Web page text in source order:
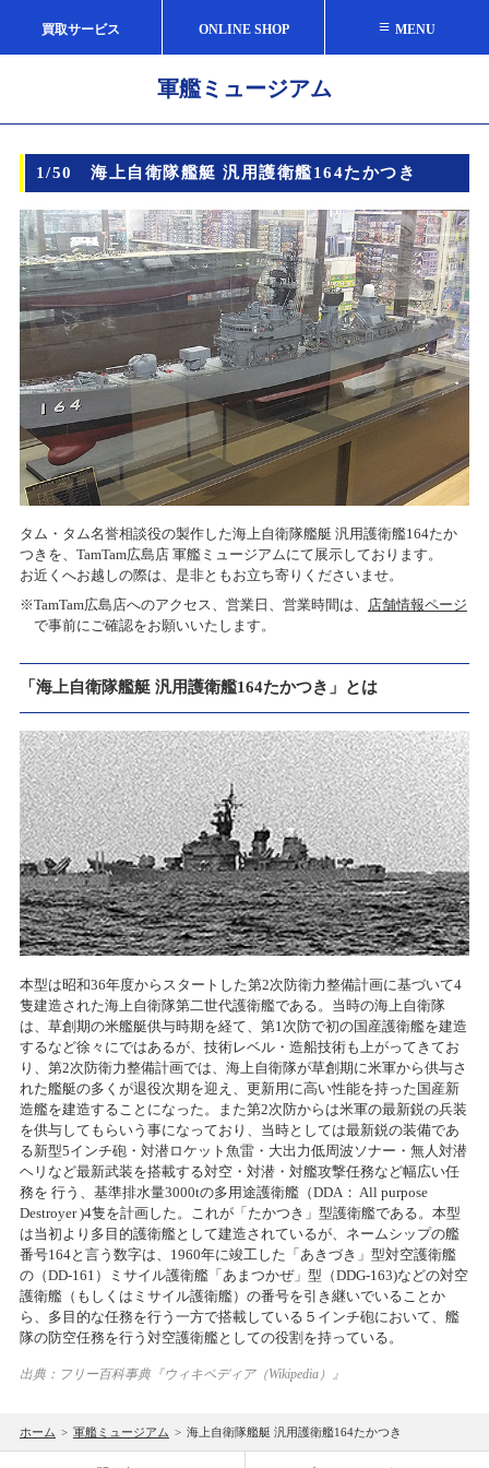
買取サービス ONLINE SHOP ≡ MENU
軍艦ミュージアム
1/50 海上自衛隊艦艇 汎用護衛艦164たかつき
タム・タム名誉相談役の製作した海上自衛隊艦艇 汎用護衛艦164たか
つきを、TamTam広島店 軍艦ミュージアムにて展示しております。
お近くへお越しの際は、是非ともお立ち寄りくださいませ。
※TamTam広島店へのアクセス、営業日、営業時間は、 店舗情報ページ
で事前にご確認をお願いいたします。
「海上自衛隊艦艇 汎用護衛艦164たかつき」とは
本型は昭和36年度からスタートした第2次防衛力整備計画に基づいて4
隻建造された海上自衛隊第二世代護衛艦である。当時の海上自衛隊
は、草創期の米艦艇供与時期を経て、第1次防で初の国産護衛艦を建造
するなど徐々にではあるが、技術レベル・造船技術も上がってきてお
り、第2次防衛力整備計画では、海上自衛隊が草創期に米軍から供与さ
れた艦艇の多くが退役次期を迎え、更新用に高い性能を持った国産新
造艦を建造することになった。また第2次防からは米軍の最新鋭の兵装
を供与してもらいう事になっており、当時としては最新鋭の装備であ
る新型5インチ砲・対潜ロケット魚雷・大出力低周波ソナー・無人対潜
ヘリなど最新武装を搭載する対空・対潜・対艦攻撃任務など幅広い任
務を 行う、基準排水量3000tの多用途護衛艦（DDA： All purpose
Destroyer )4隻を計画した。これが「たかつき」型護衛艦である。本型
は当初より多目的護衛艦として建造されているが、ネームシップの艦
番号164と言う数字は、1960年に竣工した「あきづき」型対空護衛艦
の（DD-161）ミサイル護衛艦「あまつかぜ」型（DDG-163)などの対空
護衛艦（もしくはミサイル護衛艦）の番号を引き継いでいることか
ら、多目的な任務を行う一方で搭載している５インチ砲において、艦
隊の防空任務を行う対空護衛艦としての役割を持っている。
出典：フリー百科事典『ウィキペディア（Wikipedia）』
ホーム > 軍艦ミュージアム > 海上自衛隊艦艇 汎用護衛艦164たかつき